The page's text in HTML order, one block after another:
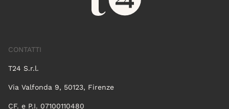
CONTATTI
T24 S.r.l.
Via Valfonda 9, 50123, Firenze
CF. e P.I. 07100110480